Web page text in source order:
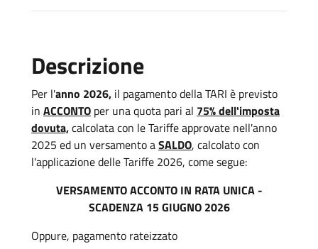
Descrizione
Per l'anno 2026, il pagamento della TARI è previsto
in ACCONTO per una quota pari al 75% dell'imposta
dovuta,calcolata con le Tariffe approvate nell'anno
2025 ed un versamento aSALDO, calcolato con
l'applicazione delle Tariffe 2026, come segue:
VERSAMENTO ACCONTO IN RATA UNICA -
SCADENZA 15 GIUGNO 2026
Oppure, pagamento rateizzato